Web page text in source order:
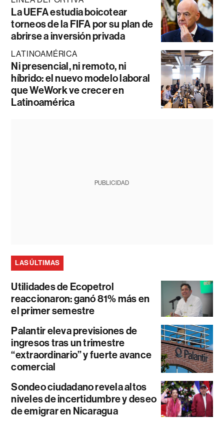
La UEFA estudia boicotear
torneos de la FIFA por su plan de
abrirse a inversión privada
LATINOAMÉRICA
Ni presencial, ni remoto, ni
híbrido: el nuevo modelo laboral
que WeWork ve crecer en
Latinoamérica
PUBLICIDAD
LAS ÚLTIMAS
Utilidades de Ecopetrol
reaccionaron: ganó 81% más en
el primer semestre
Palantir eleva previsiones de
ingresos tras un trimestre
“extraordinario” y fuerte avance
comercial
Sondeo ciudadano revela altos
niveles de incertidumbre y deseo
de emigrar en Nicaragua